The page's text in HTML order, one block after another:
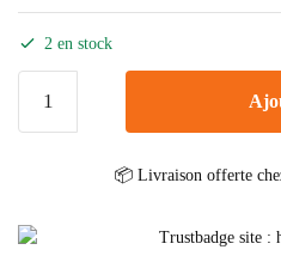
2 en stock
📦 Livraison offerte